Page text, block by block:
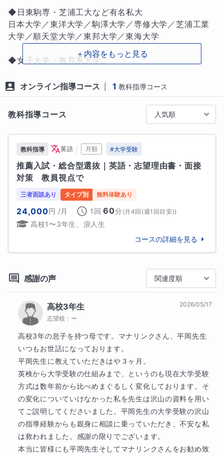
学力は学年に関係ありません。各々の力に応じた学習
方法が何よりも力になります。
・学び方、立ち止まる場所も進むペースも千差万別
・英語は暗記ではない
これらを大切にして授業を行っております。
（※集団の授業形式では取り戻せない分野がありますよ
ね。そこを見つけ丁寧に指導しますのでご安心くださ
★元教員の強みを活かしたオリジナル問題★
・定期テスト対策(中間・期末・学年末)
・実力テスト対策
それらの出題傾向を分析したオリジナル問題を使いま
私は元教員として、ほぼ毎学期複数学年の定期試験を
どこがどのように出題されるかを攻略します。
神奈川県の公立・私立の中学校、高等学校で基礎英語
から大学入試レベルの英語まで様々な授業をいたしま
した。英検、学校推薦選抜や総合型選抜対策ももちろ
んです。
★『非言語的な表現力』も育てます★
・プレゼン,発表になると緊張して話せない
・グループワークで本来の力を発揮できない
そんな生徒さんも多いのでは無いでしょうか？完璧主
義で丁寧に取り組む生徒さんほどそのようなジレンマ
に陥ることが多いと感じております。
◆日東駒専・芝浦工大など有名私大
日本大学／東洋大学／駒澤大学／専修大学／芝浦工業
大学／順天堂大学／東邦大学／東海大学
◆女子大学・教育系大学
子大学／共立女子大学／フェリス女学院大学／東洋英
和女学院大学／鎌倉女子大学／相模女子大学
◆中堅・地域・専門系大学
神奈川大学／神奈川工科大学／関東学院大学／産業能
率大学／玉川大学／文教大学／武蔵野大学／立正大学
／和光大学／帝京大学／帝京平成大学／鶴見大学／東
海大学／東京国際大学／湘南医療大学／松蔭大学／松
陰横浜大学／多摩大学／田園調布学園大学／横浜創英
大学／桜美林大学／亜細亜大学
◆その他・医療・看護・地域系大学
順天堂大学／湘南医療大学　ほか多数
中央大学
法政大学 立教大学
準難関/上位国公立大学
横浜国立大学
高校
難関国公立高校
神奈川県立横浜翠嵐高等学校
神奈川県立横浜緑ケ丘高等学校
上位国公立高校
神奈川県立横浜平沼高等学校
神奈川県立希望ケ丘高等学校
神奈川県立相模原高等学校
他 9 校 すべて見る
＋内容をもっと見る
オンライン指導コース 1 教科指導コース
教科指導コース 人気順
教科指導 英語 月額 #大学受験
推薦入試・総合型選抜｜英語・志望理由書・面接
対策　教員視点で
三者面談あり タイプ別 無料体験あり
24,000円 /月 1回 60分 ( 月4回(週1回目安))
高校1〜3年生、浪人生
コースの詳細を見る
感謝の声 関連度順
高校3年生
志望校： ー
2026/05/17
高校3年の息子を持つ母です。マナリンクさん、平岡先生
いつもお世話になっております。
平岡先生に教えていただきはや３ヶ月。
英検から大学受験の仕組みまで、というのも現在大学受験
方式は数年前から比べめまぐるしく変化しております。そ
の変化についていけなかった私を先生は沢山の資料を用い
てご説明してくださいました。平岡先生の大学受験の沢山
の指導経験からも親身に相談に乗っていただき、不安な私
は救われました。感謝の限りでございます。
本当に皆様にも平岡先生そしてマナリンクさんをお勧め致